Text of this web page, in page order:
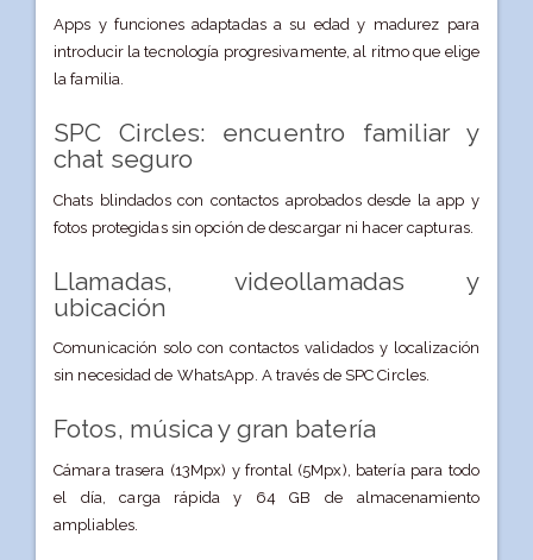
Apps y funciones adaptadas a su edad y madurez para
introducir la tecnología progresivamente, al ritmo que elige
la familia.
SPC Circles: encuentro familiar y
chat seguro
Chats blindados con contactos aprobados desde la app y
fotos protegidas sin opción de descargar ni hacer capturas.
Llamadas, videollamadas y
ubicación
Comunicación solo con contactos validados y localización
sin necesidad de WhatsApp. A través de SPC Circles.
Fotos, música y gran batería
Cámara trasera (13Mpx) y frontal (5Mpx), batería para todo
el día, carga rápida y 64 GB de almacenamiento
ampliables.